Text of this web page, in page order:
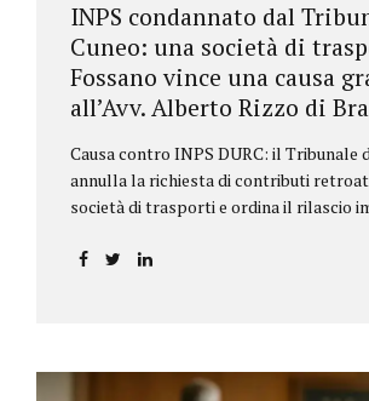
INPS condannato dal
Cuneo: una società di
Fossano vince una causa
all’Avv. Alberto Rizzo di Bra
Causa contro INPS DURC: il Tribunale
annulla la richiesta di contributi
società di trasporti e ordina il rilascio